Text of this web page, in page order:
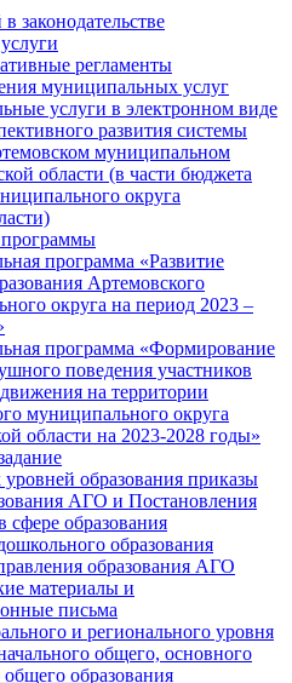
законодательстве
регламенты
муниципальных услуг
услуги в электронном виде
развития системы
муниципальном
области (в части бюджета
округа
программа «Развитие
Артемовского
округа на период 2023 –
программа «Формирование
поведения участников
на территории
муниципального округа
области на 2023-2028 годы»
образования приказы
АГО и Постановления
образования
образования
образования АГО
материалы и
письма
и регионального уровня
общего, основного
образования